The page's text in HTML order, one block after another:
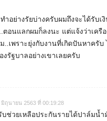
ำอย่างรัยบ่างครับผมถึงจะได้รับเ
ตอนแลกผมก็ลงนะ แต่แจ้งว่าเครื
..เพราะยุ่งกับงานที่เกิดปันหาครับ
งรัฐบาลอย่างเขาเลยครับ
มิถุนายน 2563 ที่ 00:19:28
บช่วยเหลือประกันรายได้ปาล์มน้